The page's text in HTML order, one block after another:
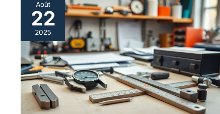
Août
22
2025
Matériel
incontournable
pour
les
études
en
MEE